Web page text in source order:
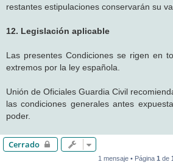
restantes estipulaciones conservarán su
12. Legislación aplicable
Las presentes Condiciones se rigen en
extremos por la ley española.
Unión de Oficiales Guardia Civil
las condiciones generales antes
poder.
Cerrado
1 mensaje • Página 1 de